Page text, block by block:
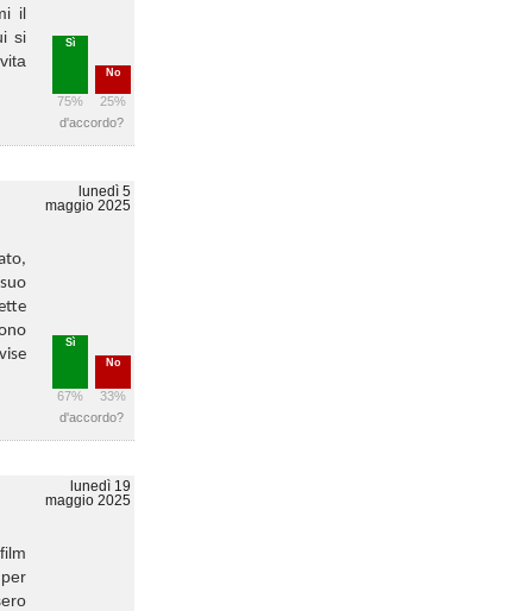
Sì
75%
No
25%
il
si
d'accordo?
lunedì 5
maggio 2025
Sì
67%
No
33%
d'accordo?
lunedì 19
maggio 2025